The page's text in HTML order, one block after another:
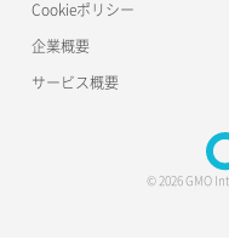
Cookieポリシー
企業概要
サービス概要
© 2026 GMO